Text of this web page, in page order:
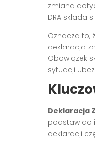
zmiana
DRA składa
Oznacza to,
deklaracja
Obowiązek
sytuacji
Deklaracja
podstaw do
deklaracji